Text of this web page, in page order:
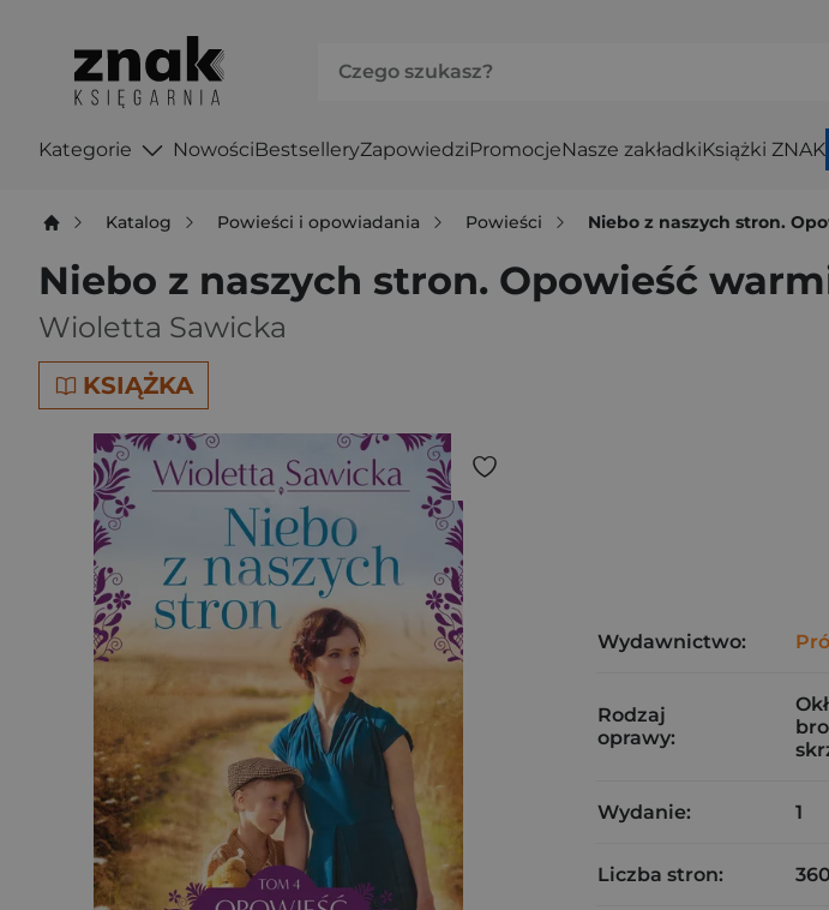
Kategorie NowościBestselleryZapowiedziPromocjeNasze zakładkiKsiążki ZNAK
Katalog Powieści i opowiadania Powieści Niebo z naszych stron.
Niebo z naszych stron. Opowieść
Wioletta Sawicka
KSIĄŻKA
Wydawnictwo:
Rodzaj
oprawy:
Wydanie: 1
Liczba stron: 360